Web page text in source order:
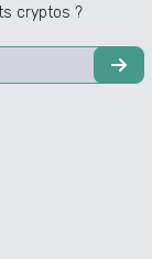
cryptos ?